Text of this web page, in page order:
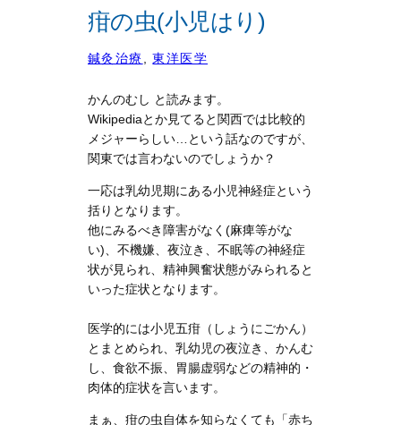
疳の虫(小児はり)
鍼灸治療 , 東洋医学
かんのむし と読みます。
Wikipediaとか見てると関西では比較的
メジャーらしい…という話なのですが、
関東では言わないのでしょうか？
一応は乳幼児期にある小児神経症という
括りとなります。
他にみるべき障害がなく(麻痺等がな
い)、不機嫌、夜泣き、不眠等の神経症
状が見られ、精神興奮状態がみられると
いった症状となります。
医学的には小児五疳（しょうにごかん）
とまとめられ、乳幼児の夜泣き、かんむ
し、食欲不振、胃腸虚弱などの精神的・
肉体的症状を言います。
まぁ、疳の虫自体を知らなくても「赤ち